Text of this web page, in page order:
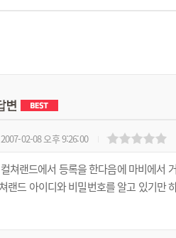
2007-02-08 오후 9:26:00
쳐랜드에서 등록을 한다음에 마비에서
랜드 아이디와 비밀번호를 알고 있기만